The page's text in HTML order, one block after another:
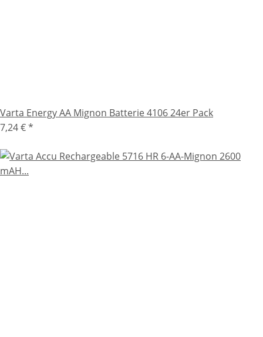
Varta Energy AA Mignon Batterie 4106 24er Pack
7,24 €*